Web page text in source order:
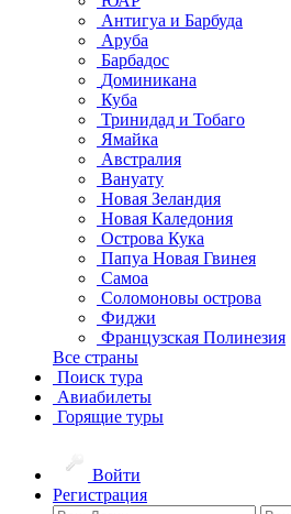
Антигуа и Барбуда
Аруба
Барбадос
Доминикана
Куба
Тринидад и Тобаго
Ямайка
Австралия
Вануату
Новая Зеландия
Новая Каледония
Острова Кука
Папуа Новая Гвинея
Самоа
Соломоновы острова
Фиджи
Французская Полинезия
Все страны
Поиск тура
Авиабилеты
Горящие туры
Войти
Регистрация